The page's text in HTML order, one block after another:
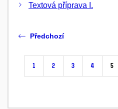
Textová příprava I.
Předchozí
1 2 3 4 5